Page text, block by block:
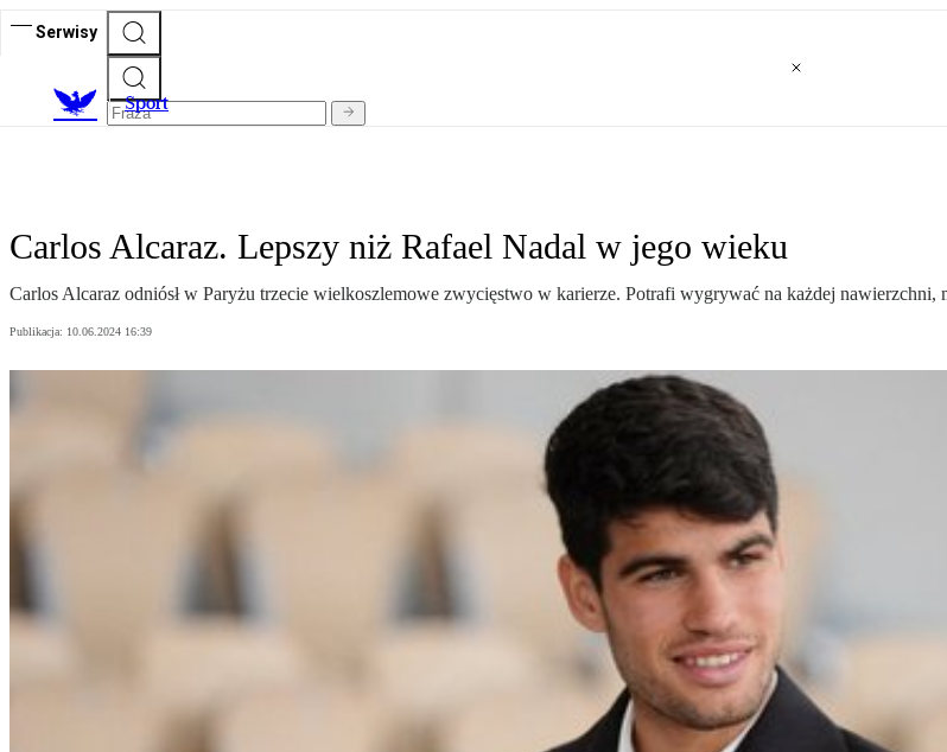
Serwisy
Sport
Carlos Alcaraz. Lepszy niż Rafael Nadal w jego wieku
Carlos Alcaraz odniósł w Paryżu trzecie wielkoszlemowe zwycięstwo w karierze. Potrafi wygrywać na każdej
Publikacja: 10.06.2024 16:39